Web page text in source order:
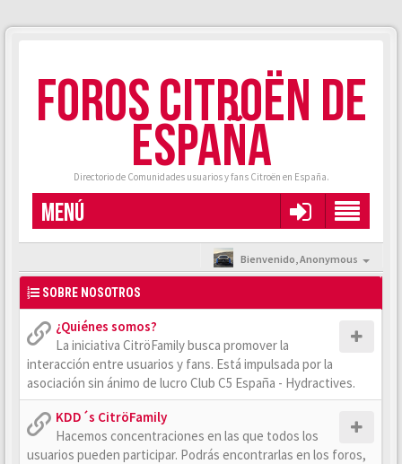
FOROS CITROËN DE
ESPAÑA
Directorio de Comunidades usuarios y fans Citroën en España.
MENÚ
Bienvenido,Anonymous
SOBRE NOSOTROS
¿Quiénes somos?
La iniciativa CitröFamily busca promover la
interacción entre usuarios y fans. Está impulsada por la
asociación sin ánimo de lucro Club C5 España - Hydractives.
KDD´s CitröFamily
Hacemos concentraciones en las que todos los
usuarios pueden participar. Podrás encontrarlas en los foros,